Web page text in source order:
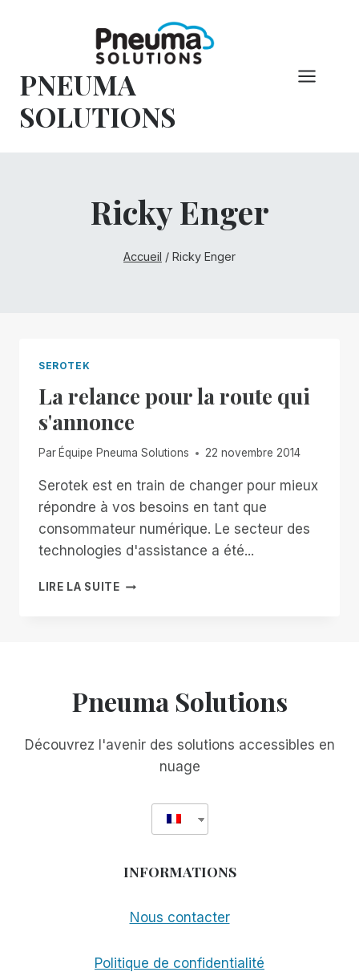
PNEUMA
SOLUTIONS
Ricky Enger
Accueil / Ricky Enger
SEROTEK
La relance pour la route qui
s'annonce
Par Équipe Pneuma Solutions 22 novembre 2014
Serotek est en train de changer pour mieux
répondre à vos besoins en tant que
consommateur numérique. Le secteur des
technologies d'assistance a été...
LIRE LA SUITELA
Pneuma Solutions
Découvrez l'avenir des solutions accessibles en
nuage
INFORMATIONS
Nous contacter
Politique de confidentialité